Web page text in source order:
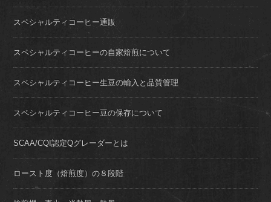
スペシャルティコーヒー通販
スペシャルティコーヒーの自家焙煎について
スペシャルティコーヒー生豆の輸入と品質管理
スペシャルティコーヒー豆の保存について
SCAA/CQI認定Qグレーダーとは
ロースト度（焙煎度）の８段階